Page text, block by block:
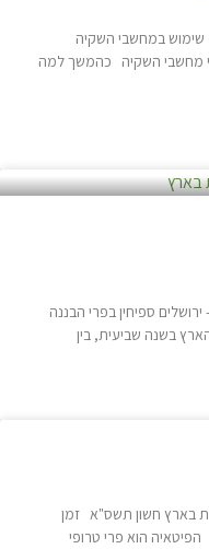
במחשבי השקיה
מחשבי השקיה כהמשך למה
ספיחין בפרי הבננה
בשנה שביעית, בין
בארץ חשון תשס"א זמן
הפיטאיה הוא פרי טרופי